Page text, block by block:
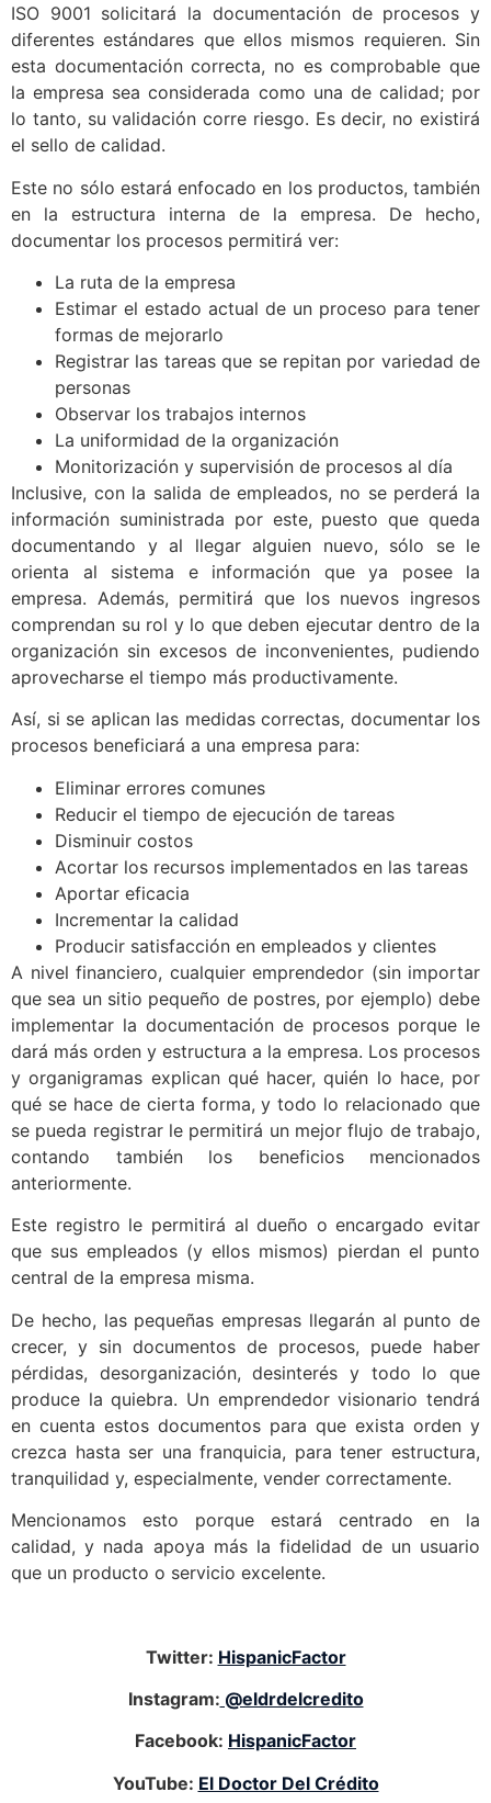
ISO 9001 solicitará la documentación de procesos y
diferentes estándares que ellos mismos requieren. Sin
esta documentación correcta, no es comprobable que
la empresa sea considerada como una de calidad; por
lo tanto, su validación corre riesgo. Es decir, no existirá
el sello de calidad.
Este no sólo estará enfocado en los productos, también
en la estructura interna de la empresa. De hecho,
documentar los procesos permitirá ver:
La ruta de la empresa
Estimar el estado actual de un proceso para tener
formas de mejorarlo
Registrar las tareas que se repitan por variedad de
personas
Observar los trabajos internos
La uniformidad de la organización
Monitorización y supervisión de procesos al día
Inclusive, con la salida de empleados, no se perderá la
información suministrada por este, puesto que queda
documentando y al llegar alguien nuevo, sólo se le
orienta al sistema e información que ya posee la
empresa. Además, permitirá que los nuevos ingresos
comprendan su rol y lo que deben ejecutar dentro de la
organización sin excesos de inconvenientes, pudiendo
aprovecharse el tiempo más productivamente.
Así, si se aplican las medidas correctas, documentar los
procesos beneficiará a una empresa para:
Eliminar errores comunes
Reducir el tiempo de ejecución de tareas
Disminuir costos
Acortar los recursos implementados en las tareas
Aportar eficacia
Incrementar la calidad
Producir satisfacción en empleados y clientes
A nivel financiero, cualquier emprendedor (sin importar
que sea un sitio pequeño de postres, por ejemplo) debe
implementar la documentación de procesos porque le
dará más orden y estructura a la empresa. Los procesos
y organigramas explican qué hacer, quién lo hace, por
qué se hace de cierta forma, y todo lo relacionado que
se pueda registrar le permitirá un mejor flujo de trabajo,
contando también los beneficios mencionados
anteriormente.
Este registro le permitirá al dueño o encargado evitar
que sus empleados (y ellos mismos) pierdan el punto
central de la empresa misma.
De hecho, las pequeñas empresas llegarán al punto de
crecer, y sin documentos de procesos, puede haber
pérdidas, desorganización, desinterés y todo lo que
produce la quiebra. Un emprendedor visionario tendrá
en cuenta estos documentos para que exista orden y
crezca hasta ser una franquicia, para tener estructura,
tranquilidad y, especialmente, vender correctamente.
Mencionamos esto porque estará centrado en la
calidad, y nada apoya más la fidelidad de un usuario
que un producto o servicio excelente.
Twitter: HispanicFactor
Instagram: @eldrdelcredito
Facebook: HispanicFactor
YouTube: El Doctor Del Crédito